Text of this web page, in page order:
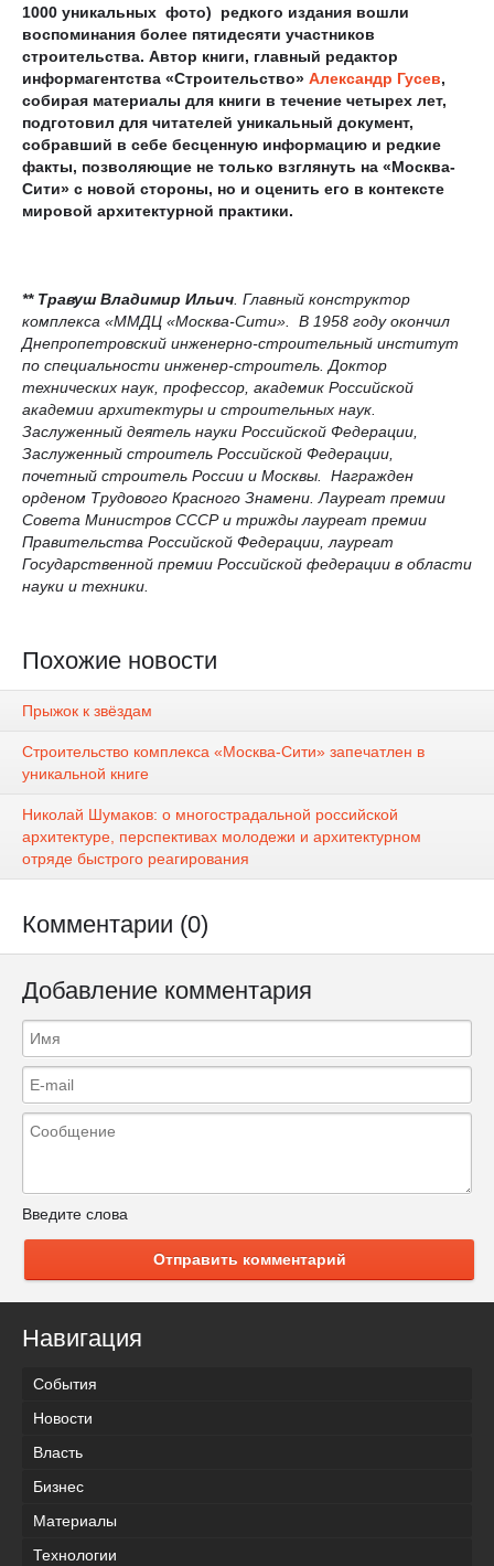
1000 уникальных фото) редкого издания вошли
воспоминания более пятидесяти участников
строительства. Автор книги, главный редактор
информагентства «Строительство» Александр Гусев,
собирая материалы для книги в течение четырех лет,
подготовил для читателей уникальный документ,
собравший в себе бесценную информацию и редкие
факты, позволяющие не только взглянуть на «Москва-
Сити» с новой стороны, но и оценить его в контексте
мировой архитектурной практики.
** Травуш Владимир Ильич . Главный конструктор
комплекса «ММДЦ «Москва-Сити». В 1958 году окончил
Днепропетровский инженерно-строительный институт
по специальности инженер-строитель. Доктор
технических наук, профессор, академик Российской
академии архитектуры и строительных наук.
Заслуженный деятель науки Российской Федерации,
Заслуженный строитель Российской Федерации,
почетный строитель России и Москвы. Награжден
орденом Трудового Красного Знамени. Лауреат премии
Совета Министров СССР и трижды лауреат премии
Правительства Российской Федерации, лауреат
Государственной премии Российской федерации в области
науки и техники.
Похожие новости
Прыжок к звёздам
Строительство комплекса «Москва-Сити» запечатлен в
уникальной книге
Николай Шумаков: о многострадальной российской
архитектуре, перспективах молодежи и архитектурном
отряде быстрого реагирования
Комментарии (0)
Добавление комментария
Введите слова
Отправить комментарий
Навигация
События
Новости
Власть
Бизнес
Материалы
Технологии